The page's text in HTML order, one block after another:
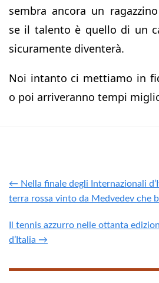
sembra ancora un
se il talento è quello di un
sicuramente diventerà.
Noi intanto ci mettiamo in
o poi arriveranno tempi
← Nella finale degli Internazionali
terra rossa vinto da Medvedev che
Il tennis azzurro nelle ottanta
d’Italia →